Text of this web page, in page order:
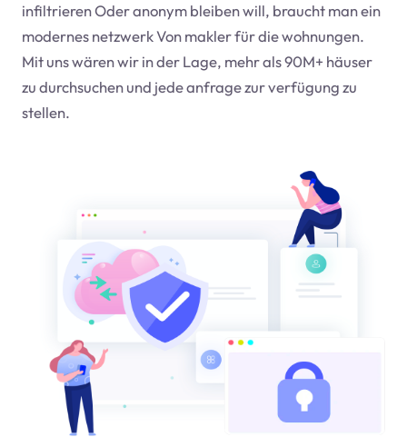
infiltrieren Oder anonym bleiben will, braucht man ein
modernes netzwerk Von makler für die wohnungen.
Mit uns wären wir in der Lage, mehr als 90M+ häuser
zu durchsuchen und jede anfrage zur verfügung zu
stellen.